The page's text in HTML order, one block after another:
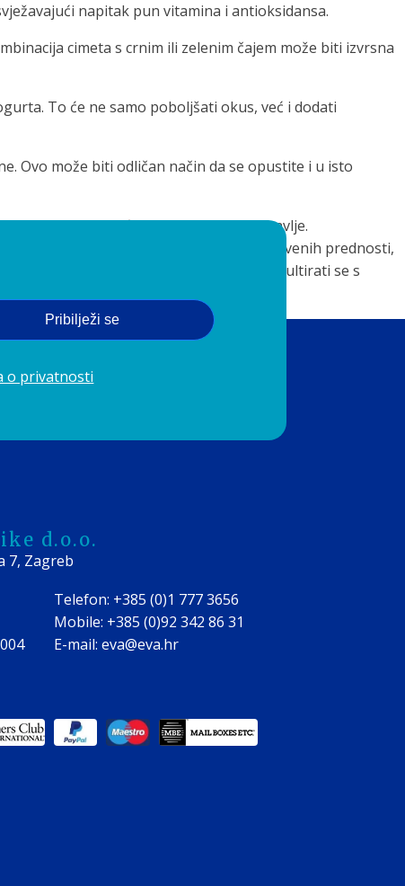
napitak pun vitamina i antioksidansa.
cimeta s crnim ili zelenim čajem može biti izvrsna
To će ne samo poboljšati okus, već i dodati
Ovo može biti odličan način da se opustite i u isto
da je ukusan, već je i pun koristi za zdravlje.
vašu prehranu može donijeti niz zdravstvenih prednosti,
blagodatima. Uvijek je važno konzultirati se s
cimeta u svoju prehranu.
Pribilježi se
o privatnosti
d.o.o.
7, Zagreb
Telefon: +385 (0)1 777 3656
Mobile: +385 (0)92 342 86 31
E-mail: eva@eva.hr